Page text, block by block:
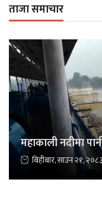
ताजा समाचार
महाकाली नदीमा
बिहीबार, साउन २१, २०८३